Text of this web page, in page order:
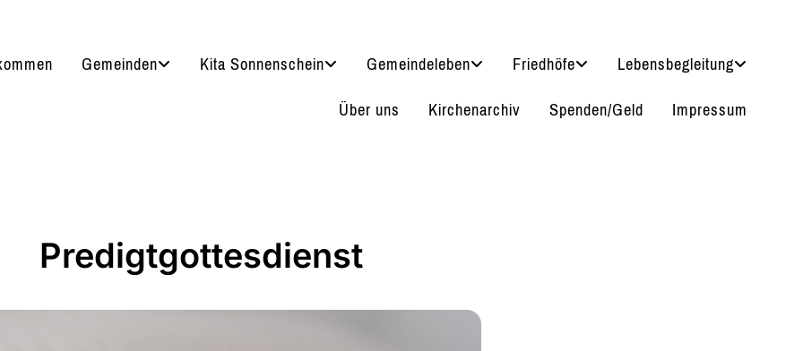
Gemeinden Kita Sonnenschein Gemeindeleben Friedhöfe
Lebensbegleitung
Über uns
Kirchenarchiv Spenden/Geld Impressum
Predigtgottesdienst